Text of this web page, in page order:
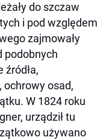
do szczaw
i pod względem
zajmowały
podobnych
źródła,
osad,
W 1824 roku
urządził tu
używano